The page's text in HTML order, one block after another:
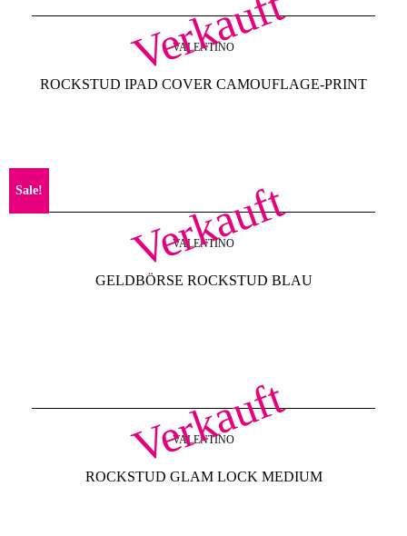
Verkauft
VALENTINO
ROCKSTUD IPAD COVER CAMOUFLAGE-PRINT
Sale! Verkauft
VALENTINO
GELDBÖRSE ROCKSTUD BLAU
Verkauft
VALENTINO
ROCKSTUD GLAM LOCK MEDIUM